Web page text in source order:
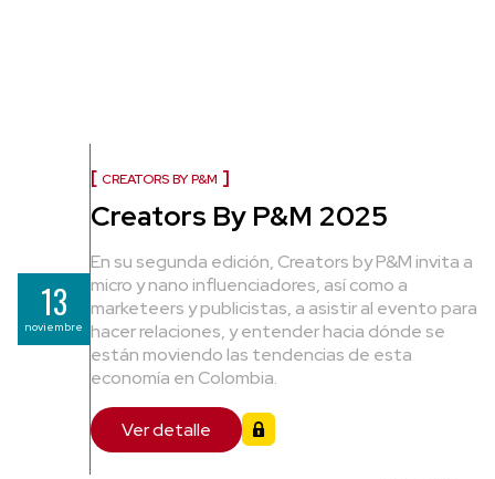
13
noviembre
CREATORS BY P&M
Creators By P&M 2025
En su segunda edición, Creators by P&M invita a
micro y nano influenciadores, así como a
marketeers y publicistas, a asistir al evento para
hacer relaciones, y entender hacia dónde se
están moviendo las tendencias de esta
economía en Colombia.
Ver detalle